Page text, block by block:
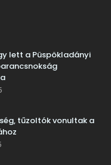
lett a Püspökladányi
tűzoltók vonultak a